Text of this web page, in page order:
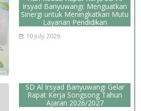
U12
2025
Irsyad Banyuwangi: Menguatkan
Sinergi untuk Meningkatkan Mutu
Layanan Pendidikan
10 July 2026
SD Al Irsyad Banyuwangi Gelar
Rapat Kerja Songsong Tahun
Ajaran 2026/2027